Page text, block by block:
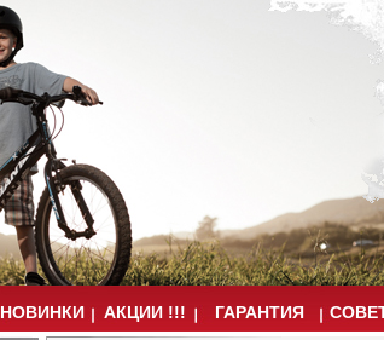
НОВИНКИ АКЦИИ !!! ГАРАНТИЯ